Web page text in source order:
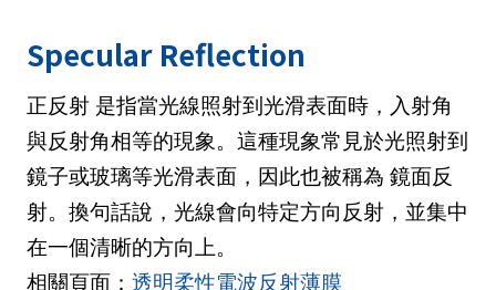
Specular Reflection
正反射 是指當光線照射到光滑表面時，入射角
與反射角相等的現象。這種現象常見於光照射到
鏡子或玻璃等光滑表面，因此也被稱為 鏡面反
射。換句話說，光線會向特定方向反射，並集中
在一個清晰的方向上。
相關頁面： 透明柔性電波反射薄膜